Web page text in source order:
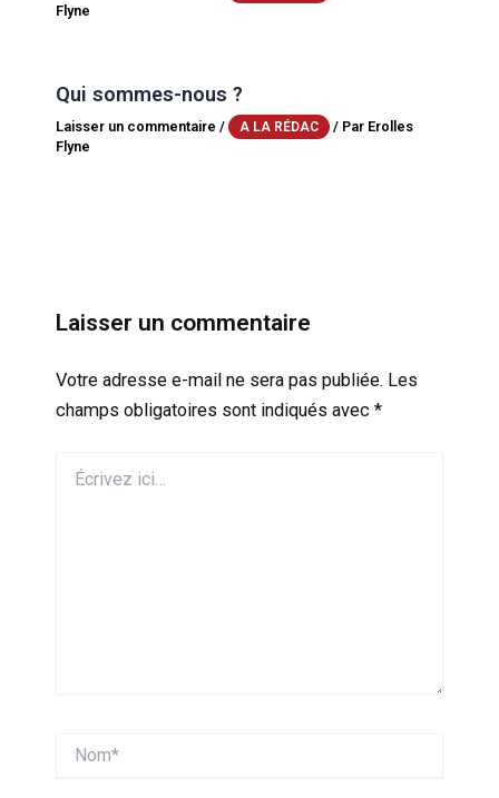
Flyne
Qui sommes-nous ?
Laisser un commentaire / A LA RÉDAC / Par Erolles
Flyne
Laisser un commentaire
Votre adresse e-mail ne sera pas publiée. Les
champs obligatoires sont indiqués avec *
ici…